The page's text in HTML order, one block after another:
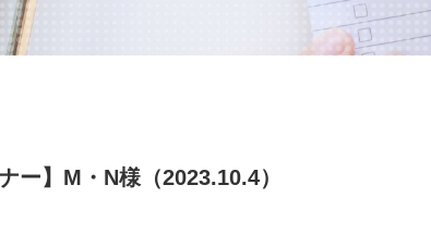
ー】M・N様（2023.10.4）